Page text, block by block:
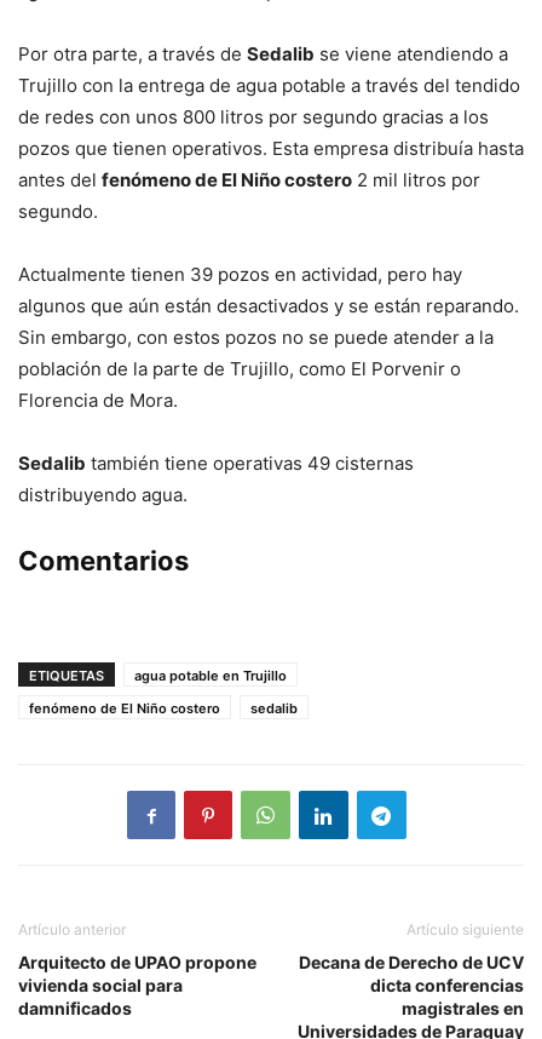
Por otra parte, a través de Sedalib se viene atendiendo a
Trujillo con la entrega de agua potable a través del tendido
de redes con unos 800 litros por segundo gracias a los
pozos que tienen operativos. Esta empresa distribuía hasta
antes del fenómeno de El Niño costero 2 mil litros por
segundo.
Actualmente tienen 39 pozos en actividad, pero hay
algunos que aún están desactivados y se están reparando.
Sin embargo, con estos pozos no se puede atender a la
población de la parte de Trujillo, como El Porvenir o
Florencia de Mora.
Sedalib también tiene operativas 49 cisternas
distribuyendo agua.
Comentarios
ETIQUETAS
agua potable en Trujillo
fenómeno de El Niño costero
sedalib
Artículo anterior
Arquitecto de UPAO propone
vivienda social para
damnificados
Artículo siguiente
Decana de Derecho de UCV
dicta conferencias
magistrales en
Universidades de Paraguay